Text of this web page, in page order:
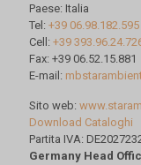
Paese: Italia
Tel: +39 06.98.182.595
Cell: +39
Fax: +39 06.52.15.881
E-mail:
Sito web:
Download Cataloghi
Partita IVA:
Germany Head